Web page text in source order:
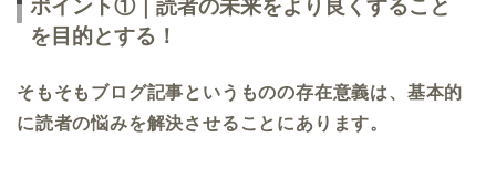
ポイント①｜読者の未来をより良くすること
を目的とする！
そもそもブログ記事というものの存在意義は、基本的
に読者の悩みを解決させることにあります。